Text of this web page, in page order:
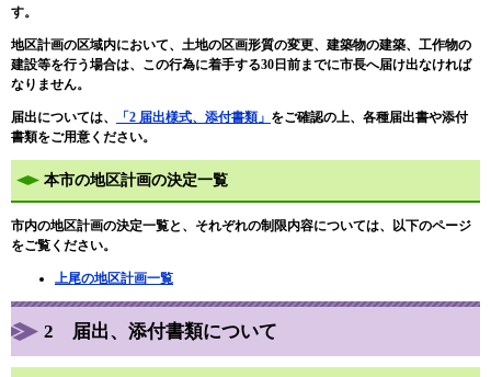
す。
地区計画の区域内において、土地の区画形質の変更、建築物の建築、工作物の
建設等を行う場合は、この行為に着手する30日前までに市長へ届け出なければ
なりません。
届出については、 「2 届出様式、添付書類」 をご確認の上、各種届出書や添付
書類をご用意ください。
本市の地区計画の決定一覧
市内の地区計画の決定一覧と、それぞれの制限内容については、以下のページ
をご覧ください。
上尾の地区計画一覧
2 届出、添付書類について